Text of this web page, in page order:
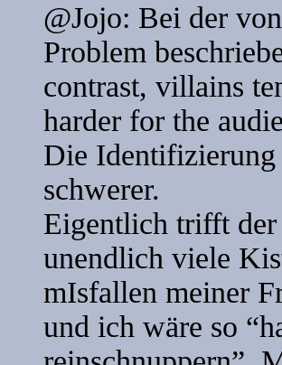
@Jojo: Bei der
Problem
contrast, villains
harder for the
Die Identifizierung
schwerer.
Eigentlich trifft der
unendlich viele
mIsfallen meiner
und ich wäre so